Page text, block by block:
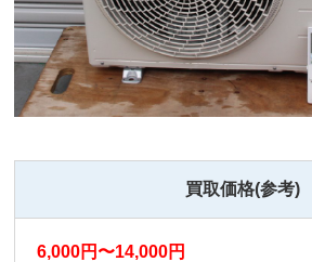
買取価格(参考)
6,000円〜14,000円